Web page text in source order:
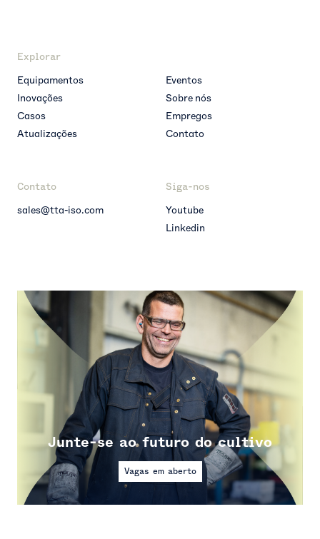
Explorar
Equipamentos
Inovações
Casos
Atualizações
Eventos
Sobre nós
Empregos
Contato
Contato
sales@tta-iso.com
Siga-nos
Youtube
Linkedin
Junte-se ao futuro do cultivo
Vagas em aberto